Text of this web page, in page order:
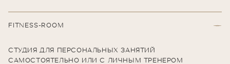
FITNESS-ROOM
СТУДИЯ ДЛЯ ПЕРСОНАЛЬНЫХ ЗАНЯТИЙ
САМОСТОЯТЕЛЬНО ИЛИ С ЛИЧНЫМ ТРЕНЕРОМ